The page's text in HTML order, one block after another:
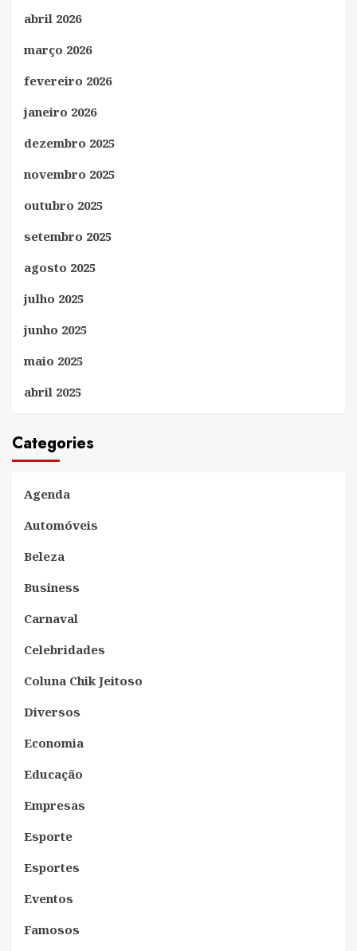
abril 2026
março 2026
fevereiro 2026
janeiro 2026
dezembro 2025
novembro 2025
outubro 2025
setembro 2025
agosto 2025
julho 2025
junho 2025
maio 2025
abril 2025
Categories
Agenda
Automóveis
Beleza
Business
Carnaval
Celebridades
Coluna Chik Jeitoso
Diversos
Economia
Educação
Empresas
Esporte
Esportes
Eventos
Famosos